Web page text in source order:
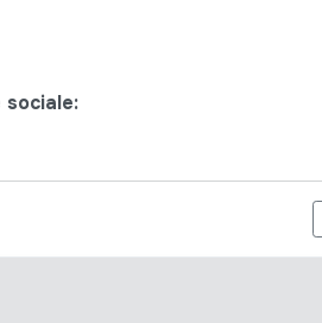
CE ÎMI PLACE ȘI SĂ FIU